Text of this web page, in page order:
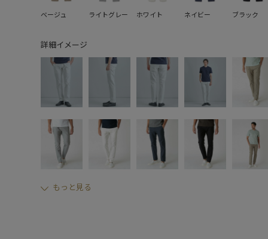
ベージュ ライトグレー ホワイト ネイビー ブラック
詳細イメージ
もっと見る